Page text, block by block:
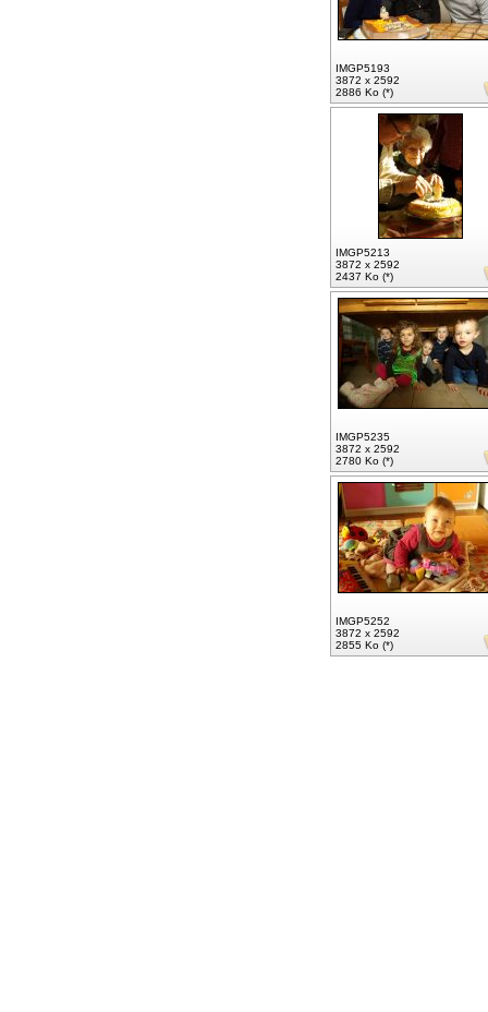
IMGP5193
3872 x 2592
2886 Ko (*)
IMGP5213
3872 x 2592
2437 Ko (*)
IMGP5235
3872 x 2592
2780 Ko (*)
IMGP5252
3872 x 2592
2855 Ko (*)